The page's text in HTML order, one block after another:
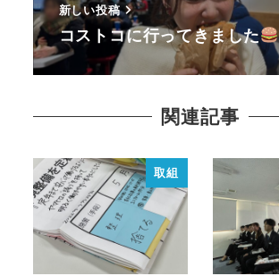
新しい投稿
コストコに行ってきました
関連記事
取組